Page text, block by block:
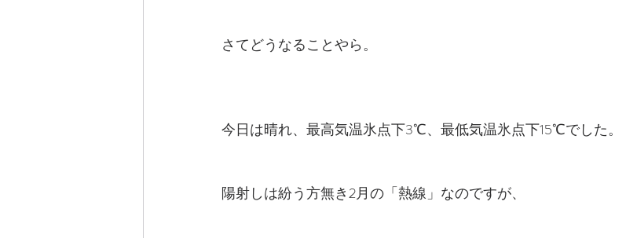
さてどうなることやら。
今日は晴れ、最高気温氷点下3℃、最低気温氷点下15℃でした。
陽射しは紛う方無き2月の「熱線」なのですが、